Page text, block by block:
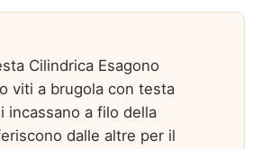
Cilindrica Esagono
viti a brugola con testa
incassano a filo della
dalle altre per il